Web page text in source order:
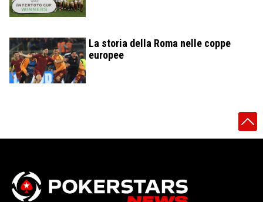
La storia della Roma nelle coppe
europee